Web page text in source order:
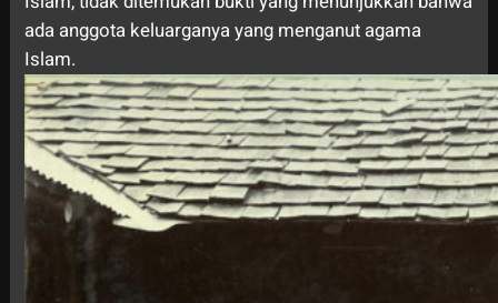
ada anggota keluarganya yang menganut agama
Islam.